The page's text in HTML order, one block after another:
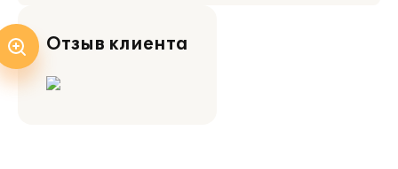
Отзыв клиента